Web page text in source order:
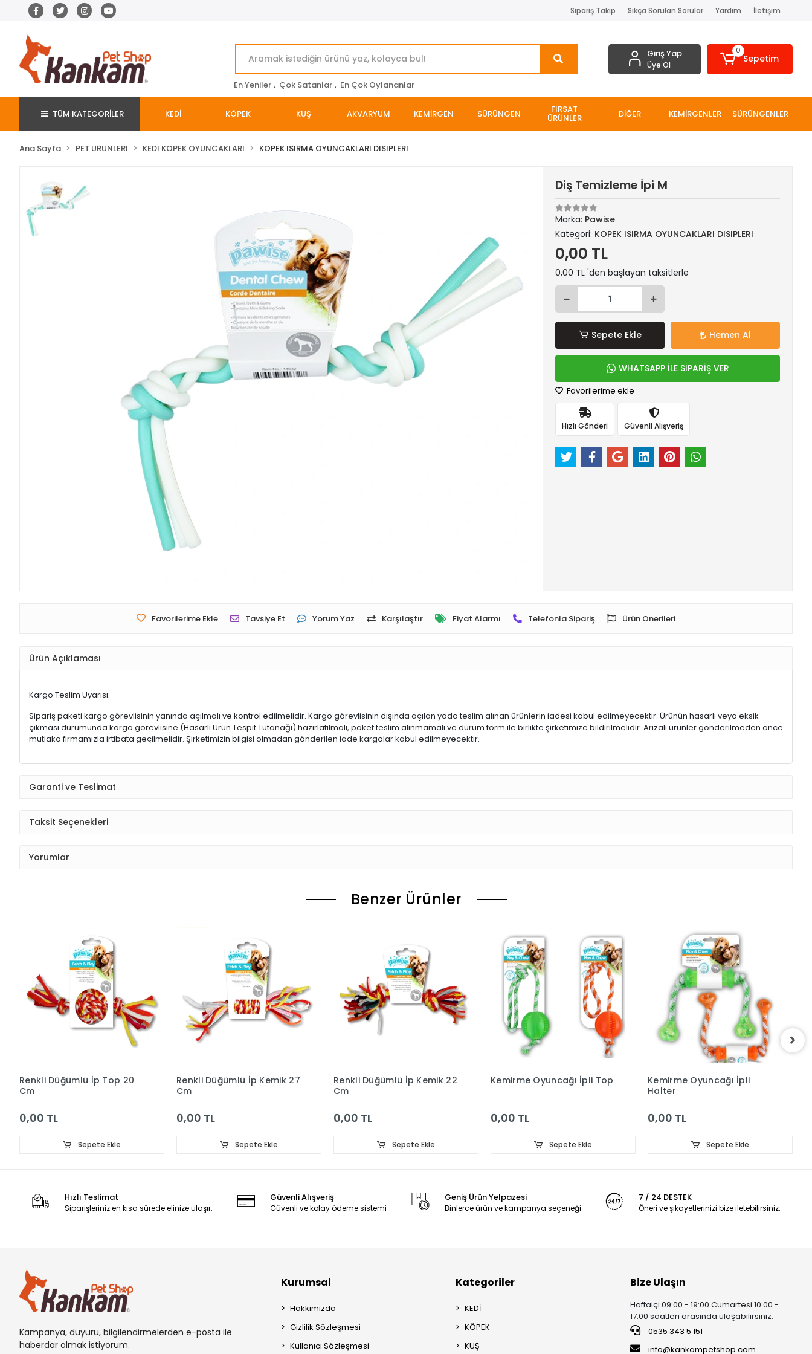
Sipariş Takip Sıkça Sorulan Sorular Yardım İletişim
En Yeniler , Çok Satanlar , En Çok Oylananlar
Giriş Yap
Üye Ol
0
Sepetim
TÜM KATEGORİLER KEDİ KÖPEK KUŞ AKVARYUM KEMİRGEN SÜRÜNGEN FIRSAT
ÜRÜNLER DİĞER KEMİRGENLER SÜRÜNGENLER
Ana Sayfa PET URUNLERI KEDI KOPEK OYUNCAKLARI KOPEK ISIRMA OYUNCAKLARI DISIPLERI
Diş Temizleme İpi M
Marka: Pawise
Kategori: KOPEK ISIRMA OYUNCAKLARI DISIPLERI
0,00 TL
0,00 TL 'den başlayan taksitlerle
Sepete Ekle Hemen Al
WHATSAPP İLE SİPARİŞ VER
Favorilerime ekle
Hızlı Gönderi Güvenli Alışveriş
Favorilerime Ekle Tavsiye Et Yorum Yaz Karşılaştır Fiyat Alarmı Telefonla Sipariş Ürün Önerileri
Ürün Açıklaması
Kargo Teslim Uyarısı:
Sipariş paketi kargo görevlisinin yanında açılmalı ve kontrol edilmelidir. Kargo görevlisinin dışında açılan yada teslim alınan ürünlerin iadesi kabul edilmeyecektir. Ürünün hasarlı veya eksik
çıkması durumunda kargo görevlisine (Hasarlı Ürün Tespit Tutanağı) hazırlatılmalı, paket teslim alınmamalı ve durum form ile birlikte şirketimize bildirilmelidir. Arızalı ürünler gönderilmeden önce
mutlaka firmamızla irtibata geçilmelidir. Şirketimizin bilgisi olmadan gönderilen iade kargolar kabul edilmeyecektir.
Garanti ve Teslimat
Taksit Seçenekleri
Yorumlar
Benzer Ürünler
Renkli Düğümlü İp Top 20
Cm
0,00 TL
Sepete Ekle
Renkli Düğümlü İp Kemik 27
Cm
0,00 TL
Sepete Ekle
Renkli Düğümlü İp Kemik 22
Cm
0,00 TL
Sepete Ekle
Kemirme Oyuncağı İpli Top
0,00 TL
Sepete Ekle
Kemirme Oyuncağı İpli
Halter
0,00 TL
Sepete Ekle
Hızlı Teslimat
Siparişleriniz en kısa sürede elinize ulaşır.
Güvenli Alışveriş
Güvenli ve kolay ödeme sistemi
Geniş Ürün Yelpazesi
Binlerce ürün ve kampanya seçeneği
7 / 24 DESTEK
Öneri ve şikayetlerinizi bize iletebilirsiniz.
Kampanya, duyuru, bilgilendirmelerden e-posta ile
haberdar olmak istiyorum.
Kurumsal
Hakkımızda
Gizlilik Sözleşmesi
Kullanıcı Sözleşmesi
Kategoriler
KEDİ
KÖPEK
KUŞ
Bize Ulaşın
Haftaiçi 09:00 - 19:00 Cumartesi 10:00 -
17:00 saatleri arasında ulaşabilirsiniz.
0535 343 5 151
info@kankampetshop.com